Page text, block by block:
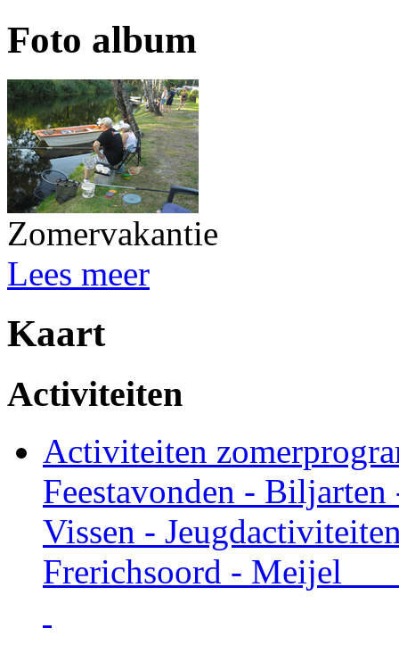
Foto album
Zomervakantie
Lees meer
Kaart
Activiteiten
Activiteiten
Feestavonden - Biljarten
Vissen -
Frerichsoord -